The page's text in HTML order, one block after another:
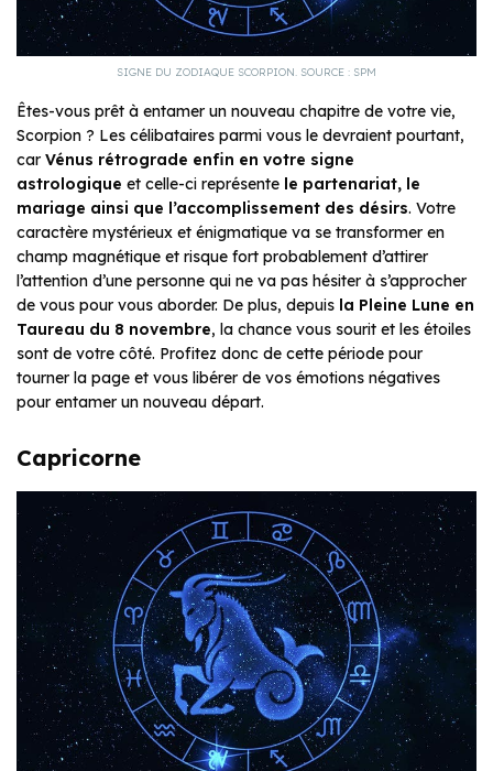
SIGNE DU ZODIAQUE SCORPION. SOURCE : SPM
Êtes-vous prêt à entamer un nouveau chapitre de votre vie,
Scorpion ? Les célibataires parmi vous le devraient pourtant,
car Vénus rétrograde enfin en votre signe
astrologique et celle-ci représente le partenariat, le
mariage ainsi que l’accomplissement des désirs. Votre
caractère mystérieux et énigmatique va se transformer en
champ magnétique et risque fort probablement d’attirer
l’attention d’une personne qui ne va pas hésiter à s’approcher
de vous pour vous aborder. De plus, depuis la Pleine Lune en
Taureau du 8 novembre, la chance vous sourit et les étoiles
sont de votre côté. Profitez donc de cette période pour
tourner la page et vous libérer de vos émotions négatives
pour entamer un nouveau départ.
Capricorne